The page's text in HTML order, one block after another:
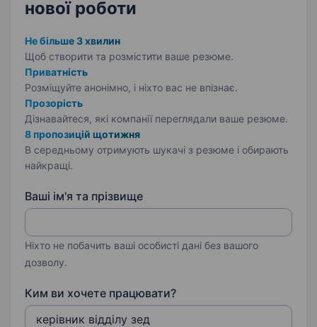
нової роботи
Не більше 3 хвилин
Щоб створити та розмістити ваше резюме.
Приватність
Розміщуйте анонімно, і ніхто вас не впізнає.
Прозорість
Дізнавайтеся, які компанії переглядали ваше резюме.
8 пропозицій щотижня
В середньому отримують шукачі з резюме і обирають
найкращі.
Ваші ім'я та прізвище
Ніхто не побачить ваші особисті дані без вашого
дозволу.
Ким ви хочете працювати?